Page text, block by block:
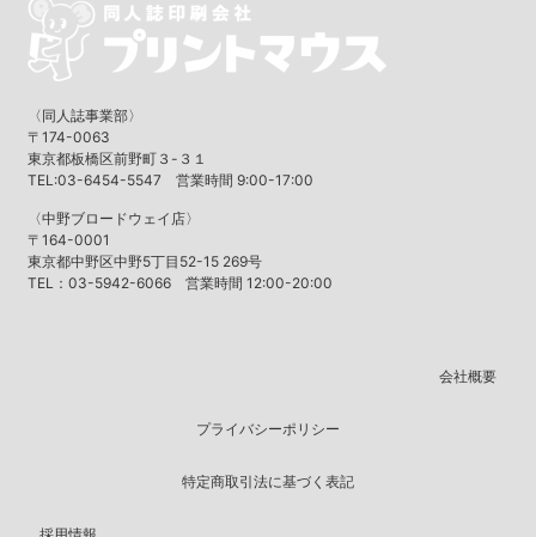
〈同人誌事業部〉
〒174-0063
東京都板橋区前野町３-３１
TEL:03-6454-5547 営業時間 9:00-17:00
〈中野ブロードウェイ店〉
〒164-0001
東京都中野区中野5丁目52-15 269号
TEL：03-5942-6066 営業時間 12:00-20:00
会社概要
プライバシーポリシー
特定商取引法に基づく表記